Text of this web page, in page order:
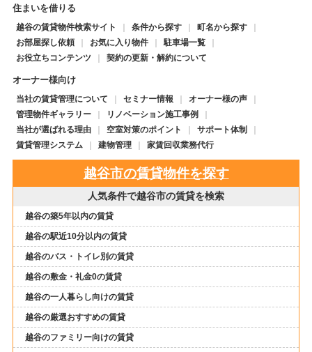
住まいを借りる
越谷の賃貸物件検索サイト 条件から探す
町名から探す
お部屋探し依頼
お気に入り物件
駐車場一覧
お役立ちコンテンツ
契約の更新・解約について
オーナー様向け
当社の賃貸管理について セミナー情報
オーナー様の声
管理物件ギャラリー
リノベーション施工事例
当社が選ばれる理由
空室対策のポイント
サポート体制
賃貸管理システム
建物管理 家賃回収業務代行
越谷市の賃貸物件を探す
人気条件で越谷市の賃貸を検索
越谷の築5年以内の賃貸
越谷の駅近10分以内の賃貸
越谷のバス・トイレ別の賃貸
越谷の敷金・礼金0の賃貸
越谷の一人暮らし向けの賃貸
越谷の厳選おすすめの賃貸
越谷のファミリー向けの賃貸